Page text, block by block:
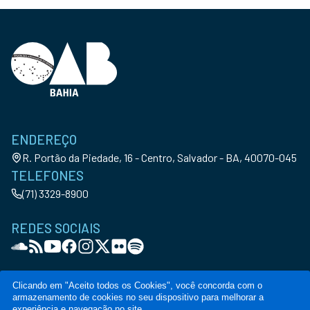
ENDEREÇO
R. Portão da Piedade, 16 - Centro, Salvador - BA, 40070-045
TELEFONES
(71) 3329-8900
REDES SOCIAIS
© Copyright OAB-BA. All Rights Reserved
Clicando em "Aceito todos os Cookies", você concorda com o
armazenamento de cookies no seu dispositivo para melhorar a